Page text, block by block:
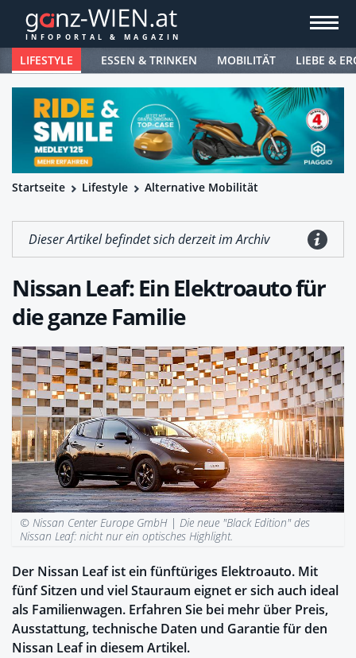
LIFESTYLE ESSEN & TRINKEN MOBILITÄT LIEBE &
Startseite Lifestyle Alternative Mobilität
Dieser Artikel befindet sich derzeit im Archiv
Nissan Leaf: Ein Elektroauto für
die ganze Familie
© Nissan Center Europe GmbH |Die neue "Black Edition" des
Nissan Leaf: nicht nur ein optisches Highlight.
Der Nissan Leaf ist ein fünftüriges Elektroauto. Mit
fünf Sitzen und viel Stauraum eignet er sich auch ideal
als Familienwagen. Erfahren Sie bei mehr über Preis,
Ausstattung, technische Daten und Garantie für den
Nissan Leaf in diesem Artikel.